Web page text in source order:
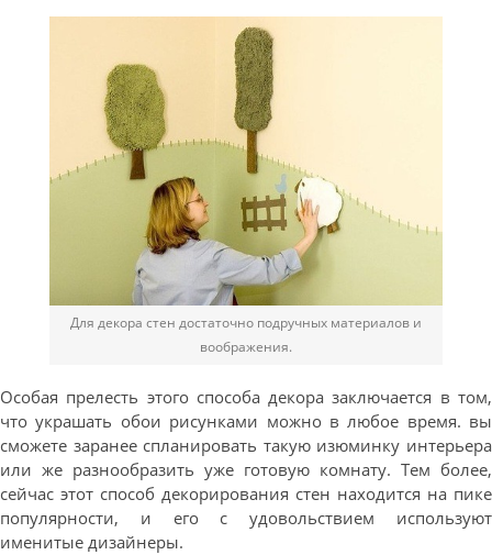
Для декора стен достаточно подручных материалов и
воображения.
Особая прелесть этого способа декора заключается в том,
что украшать обои рисунками можно в любое время. вы
сможете заранее спланировать такую изюминку интерьера
или же разнообразить уже готовую комнату. Тем более,
сейчас этот способ декорирования стен находится на пике
популярности, и его с удовольствием используют
именитые дизайнеры.